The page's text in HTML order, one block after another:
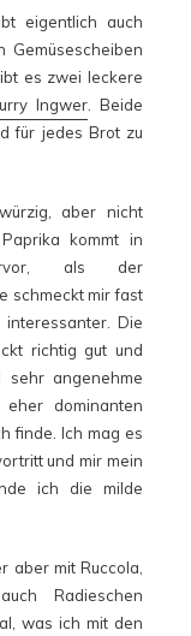
eigentlich auch
es zwei leckere
Ingwer. Beide
für jedes Brot zu
aber nicht
kommt in
als der
schmeckt mir fast
Die
richtig gut und
sehr angenehme
dominanten
finde. Ich mag es
und mir mein
ich die milde
aber mit Ruccola,
Radieschen
was ich mit den